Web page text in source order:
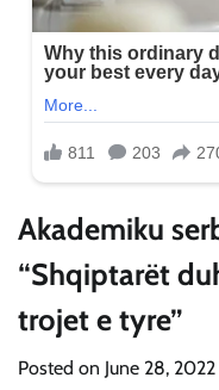
Akademiku
“Shqiptarët
trojet e tyre”
Posted on June 28, 2022